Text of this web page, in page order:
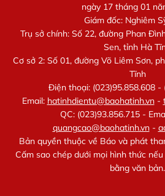
ngày 17 tháng 01
Giám đốc: Nghiêm
Trụ sở chính: Số 22, đường Phan
Sen, tỉnh Hà
Cơ sở 2: Số 01, đường Võ Liêm Sơn,
Tĩnh
Điện thoại: (023)95.858.608 -
Email: hatinhdientu@baohatinh.vn-
QC: (023)93.856.715 -
quangcao@baohatinh.vn-
Bản quyền thuộc về Báo và phát
Cấm sao chép dưới mọi hình thức
bằng văn bản.